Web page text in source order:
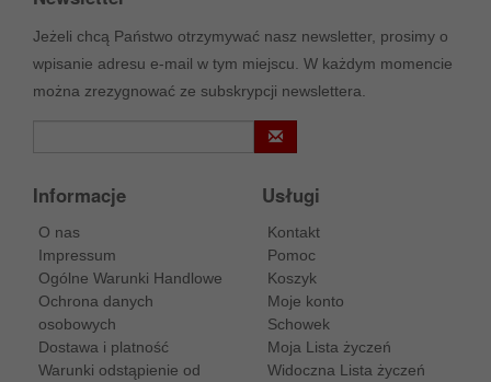
Jeżeli chcą Państwo otrzymywać nasz newsletter, prosimy o
wpisanie adresu e-mail w tym miejscu. W każdym momencie
można zrezygnować ze subskrypcji newslettera.
Informacje
O nas
Impressum
Ogólne Warunki Handlowe
Ochrona danych
osobowych
Dostawa i platność
Warunki odstąpienie od
Usługi
Kontakt
Pomoc
Koszyk
Moje konto
Schowek
Moja Lista życzeń
Widoczna Lista życzeń